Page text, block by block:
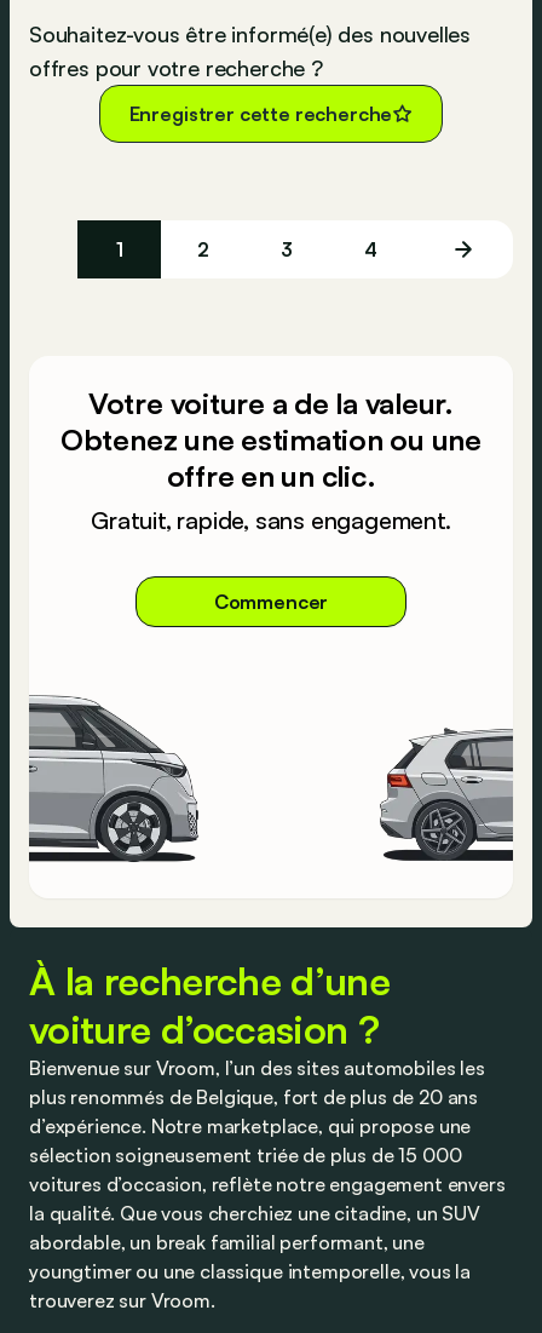
Souhaitez-vous être informé(e) des nouvelles
offres pour votre recherche ?
Enregistrer cette recherche
1 2 3 4
Votre voiture a de la valeur.
Obtenez une estimation ou une
offre en un clic.
Gratuit, rapide, sans engagement.
Commencer
À la recherche d’une
voiture d’occasion ?
Bienvenue sur Vroom, l’un des sites automobiles les
plus renommés de Belgique, fort de plus de 20 ans
d’expérience. Notre marketplace, qui propose une
sélection soigneusement triée de plus de 15 000
voitures d’occasion, reflète notre engagement envers
la qualité. Que vous cherchiez une citadine, un SUV
abordable, un break familial performant, une
youngtimer ou une classique intemporelle, vous la
trouverez sur Vroom.